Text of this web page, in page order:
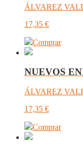
ÁLVAREZ
17,35 €
Comprar
NUEVOS
ÁLVAREZ
17,35 €
Comprar